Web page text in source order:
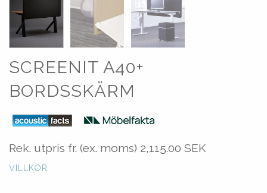
SCREENIT A40+
BORDSSKÄRM
Rek. utpris fr. (ex. moms) 2,115.00 SEK
VILLKOR